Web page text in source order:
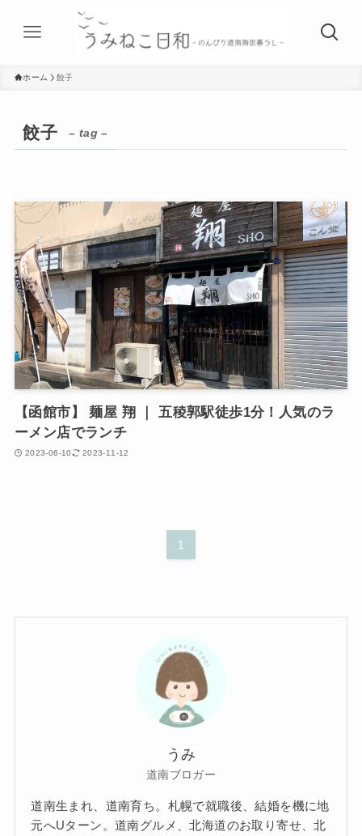
ホーム 餃子
餃子 – tag –
【函館市】 麺屋 翔 ｜ 五稜郭駅徒歩1分！人気のラ
ーメン店でランチ
2023-06-10 2023-11-12
1
うみ
道南ブロガー
道南生まれ、道南育ち。札幌で就職後、結婚を機に地
元へUターン。道南グルメ、北海道のお取り寄せ、北